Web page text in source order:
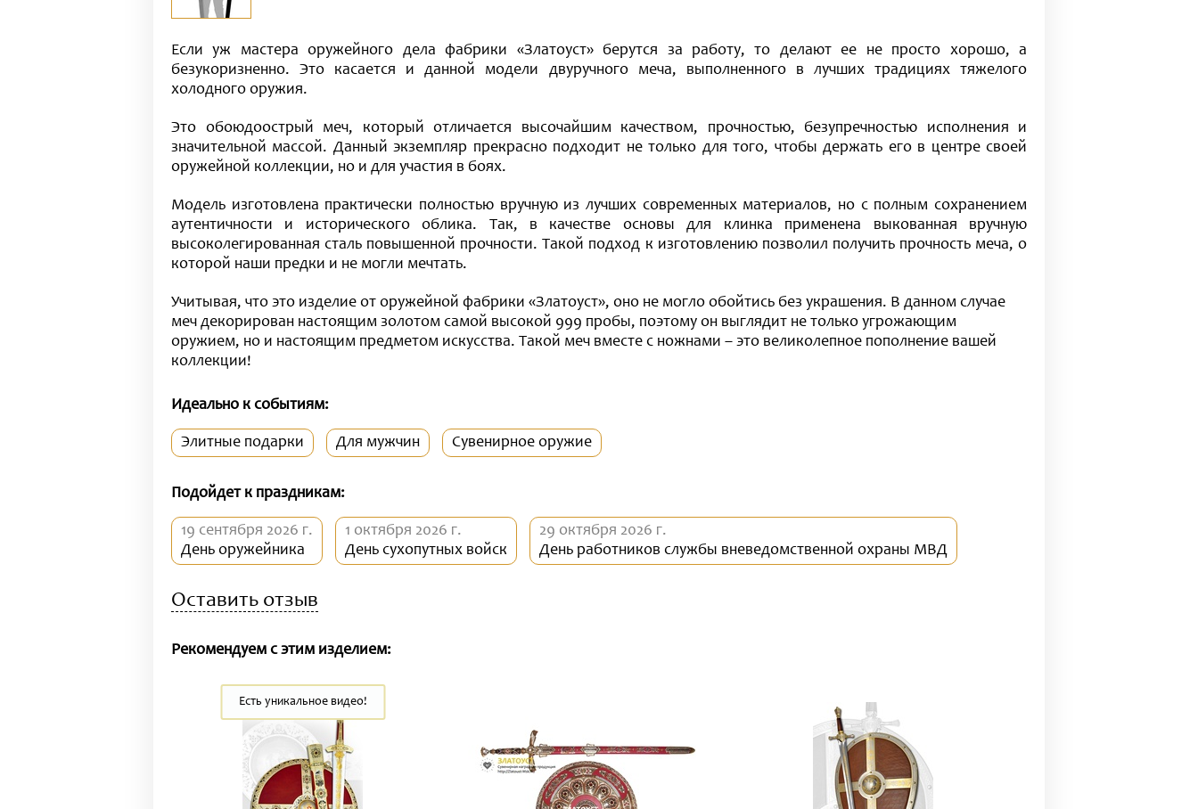
Если уж мастера оружейного дела фабрики «Златоуст» берутся за работу, то делают ее не просто хорошо, а
безукоризненно. Это касается и данной модели двуручного меча, выполненного в лучших традициях тяжелого
холодного оружия.
Это обоюдоострый меч, который отличается высочайшим качеством, прочностью, безупречностью исполнения и
значительной массой. Данный экземпляр прекрасно подходит не только для того, чтобы держать его в центре своей
оружейной коллекции, но и для участия в боях.
Модель изготовлена практически полностью вручную из лучших современных материалов, но с полным сохранением
аутентичности и исторического облика. Так, в качестве основы для клинка применена выкованная вручную
высоколегированная сталь повышенной прочности. Такой подход к изготовлению позволил получить прочность меча, о
которой наши предки и не могли мечтать.
Учитывая, что это изделие от оружейной фабрики «Златоуст», оно не могло обойтись без украшения. В данном случае
меч декорирован настоящим золотом самой высокой 999 пробы, поэтому он выглядит не только угрожающим
оружием, но и настоящим предметом искусства. Такой меч вместе с ножнами – это великолепное пополнение вашей
коллекции!
Идеально к событиям:
Элитные подарки Для мужчин Сувенирное оружие
Подойдет к праздникам:
19 сентября 2026 г.
День оружейника
1 октября 2026 г.
День сухопутных войск
29 октября 2026 г.
День работников службы вневедомственной охраны МВД
Оставить отзыв
Рекомендуем с этим изделием:
Есть уникальное видео!